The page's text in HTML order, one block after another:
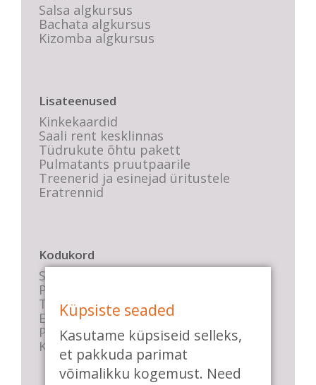
Salsa algkursus
Bachata algkursus
Kizomba algkursus
Lisateenused
Kinkekaardid
Saali rent kesklinnas
Tüdrukute õhtu pakett
Pulmatants pruutpaarile
Treenerid ja esinejad üritustele
Eratrennid
Kodukord
Stuudio sisekord
Privaatsustingimused
Tasemete kirjeldused
E-poe tingimused
Parkimise info
KKK
Küpsiste seaded
Kasutame küpsiseid selleks,
et pakkuda parimat
võimalikku kogemust. Need